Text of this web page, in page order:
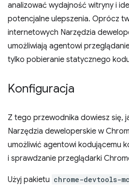
analizować wydajność witryny i
potencjalne ulepszenia. Oprócz
internetowych Narzędzia
umożliwiają agentowi
tylko pobieranie statycznego
Konfiguracja
Z tego przewodnika dowiesz się,
Narzędzia deweloperskie w
umożliwić agentowi kodującemu
i sprawdzanie przeglądarki
Użyj pakietu chrome-devtools-